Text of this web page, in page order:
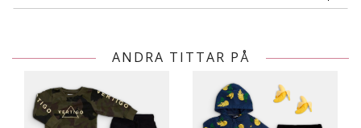
ANDRA TITTAR PÅ